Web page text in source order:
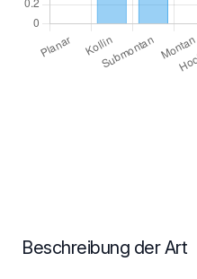
Beschreibung der Art